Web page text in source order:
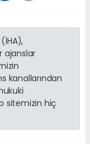
ajanslar
kanallarından
sitemizin hiç